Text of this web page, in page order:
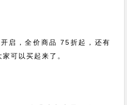
启，全价商品 75折起，还有
可以买起来了。